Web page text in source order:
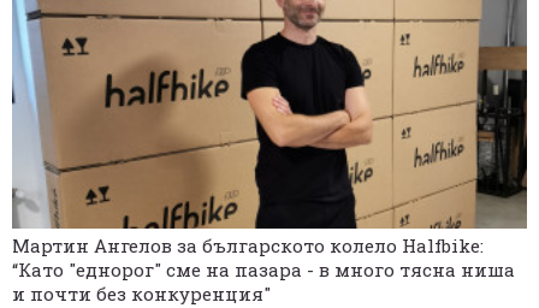
Мартин Ангелов за българското колело Halfbike:
“Като "еднорог" сме на пазара - в много тясна ниша
и почти без конкуренция"